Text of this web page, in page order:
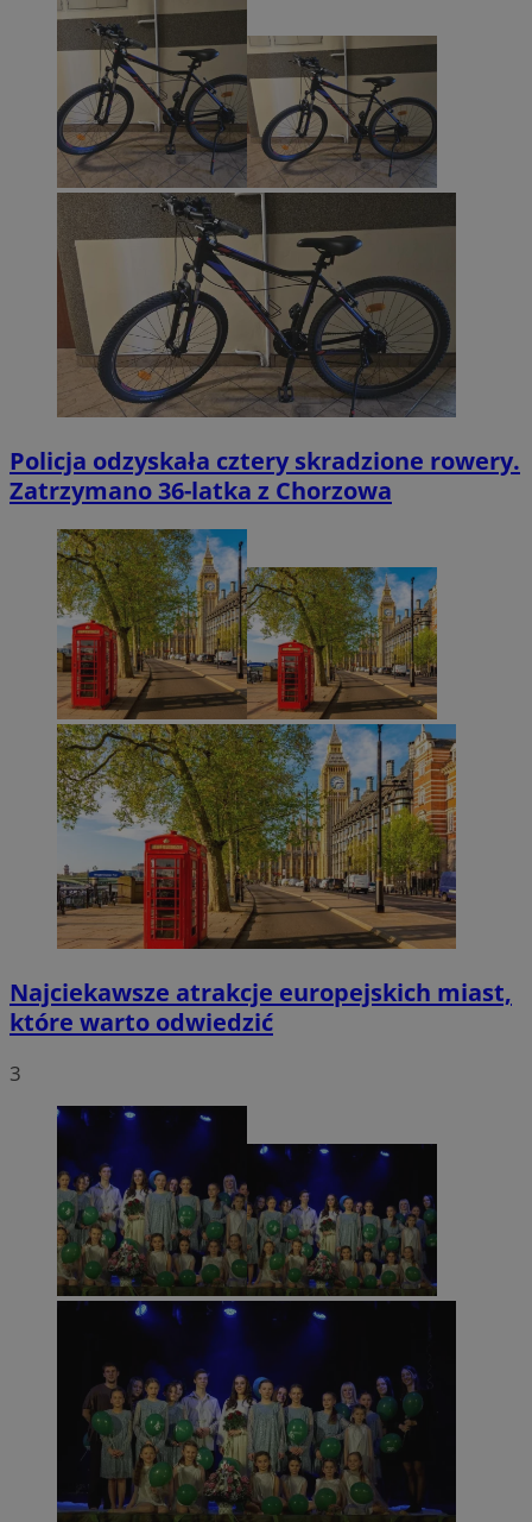
Policja odzyskała cztery skradzione rowery.
Zatrzymano 36-latka z Chorzowa
Najciekawsze atrakcje europejskich miast,
które warto odwiedzić
3